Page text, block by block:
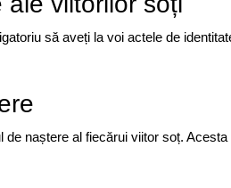
să aveți la voi actele de
naștere al fiecărui viitor soț.